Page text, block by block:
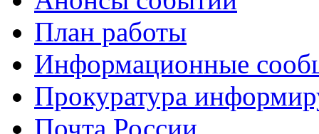
План работы
Информационные
Прокуратура
Почта России